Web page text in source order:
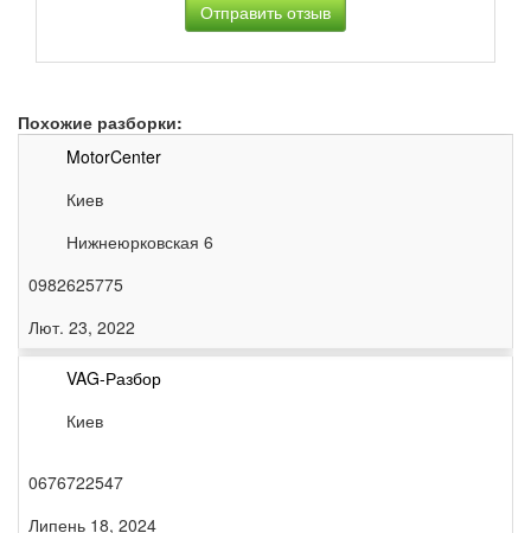
Похожие разборки:
MotorCenter
Киев
Нижнеюрковская 6
0982625775
Лют. 23, 2022
VAG-Разбор
Киев
0676722547
Липень 18, 2024